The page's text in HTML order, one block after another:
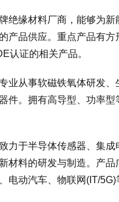
缘材料厂商，能够为新
产品供应。重点产品有方
认证的相关产品。
从事软磁铁氧体研发、
件。拥有高导型、功率型
于半导体传感器、集成
材料的研发与制造。产品
电动汽车、物联网(IT/5G)